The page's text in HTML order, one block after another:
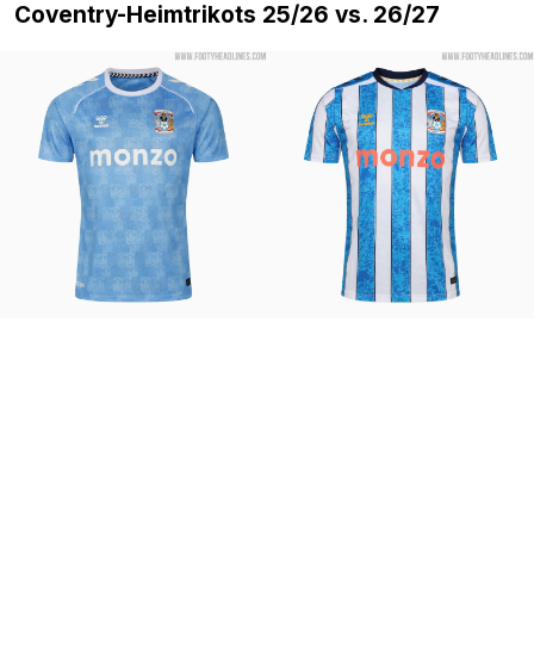
Coventry-Heimtrikots 25/26 vs. 26/27